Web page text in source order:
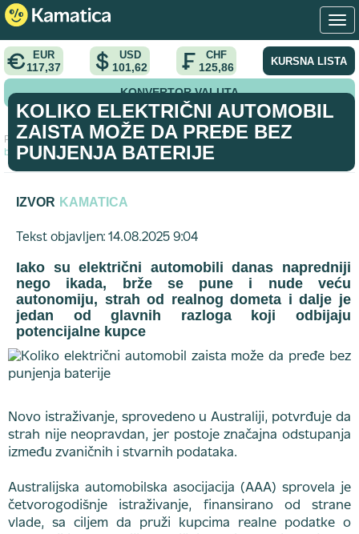
EUR
117,37
USD
101,62
CHF
125,86 KURSNA LISTA
KONVERTOR VALUTA
Početna > vodic >
Koliko električni automobil zaista može da pređe
bez punjenja baterije
KOLIKO ELEKTRIČNI AUTOMOBIL
ZAISTA MOŽE DA PREĐE BEZ
PUNJENJA BATERIJE
IZVOR KAMATICA
Tekst objavljen: 14.08.2025 9:04
Iako su električni automobili danas napredniji
nego ikada, brže se pune i nude veću
autonomiju, strah od realnog dometa i dalje je
jedan od glavnih razloga koji odbijaju
potencijalne kupce
Novo istraživanje, sprovedeno u Australiji, potvrđuje da
strah nije neopravdan, jer postoje značajna odstupanja
između zvaničnih i stvarnih podataka.
Australijska automobilska asocijacija (AAA) sprovela je
četvorogodišnje istraživanje, finansirano od strane
vlade, sa ciljem da pruži kupcima realne podatke o